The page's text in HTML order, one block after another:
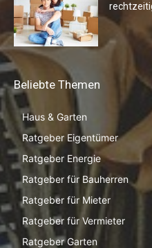
Beliebte Themen
Haus & Garten
Ratgeber Eigentümer
Ratgeber Energie
Ratgeber für Bauherren
Ratgeber für Mieter
Ratgeber für Vermieter
Ratgeber Garten